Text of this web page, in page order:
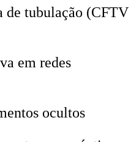
de tubulação (CFTV
em redes
ocultos